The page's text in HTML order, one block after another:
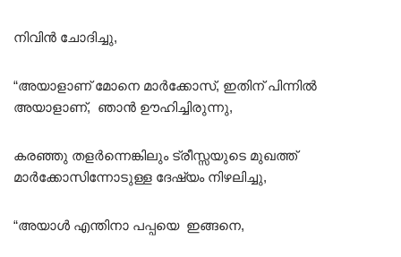
നിവിൻ ചോദിച്ചു,
“അയാളാണ് മോനെ മാർക്കോസ്, ഇതിന് പിന്നിൽ
അയാളാണ്, ഞാൻ ഊഹിച്ചിരുന്നു,
കരഞ്ഞു തളർന്നെങ്കിലും ട്രീസ്സയുടെ മുഖത്ത്
മാർക്കോസിന്നോടുള്ള ദേഷ്യം നിഴലിച്ചു,
“അയാൾ എന്തിനാ പപ്പയെ ഇങ്ങനെ,